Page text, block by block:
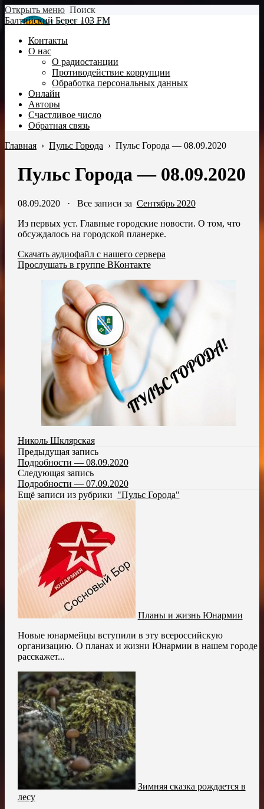
Открыть меню Поиск
Балтийский Берег 103 FM
Контакты
О нас
О радиостанции
Противодействие коррупции
Обработка персональных данных
Онлайн
Авторы
Счастливое число
Обратная связь
Главная › Пульс Города › Пульс Города — 08.09.2020
Пульс Города — 08.09.2020
08.09.2020· Все записи за Сентябрь 2020
Из первых уст. Главные городские новости. О том, что
обсуждалось на городской планерке.
Скачать аудиофайл с нашего сервера
Прослушать в группе ВКонтакте
Николь Шклярская
Предыдущая запись
Подробности — 08.09.2020
Следующая запись
Подробности — 07.09.2020
Ещё записи из рубрики "Пульс Города"
Планы и жизнь Юнармии
Новые юнармейцы вступили в эту всероссийскую
организацию. О планах и жизни Юнармии в нашем городе
расскажет...
Зимняя сказка рождается в
лесу